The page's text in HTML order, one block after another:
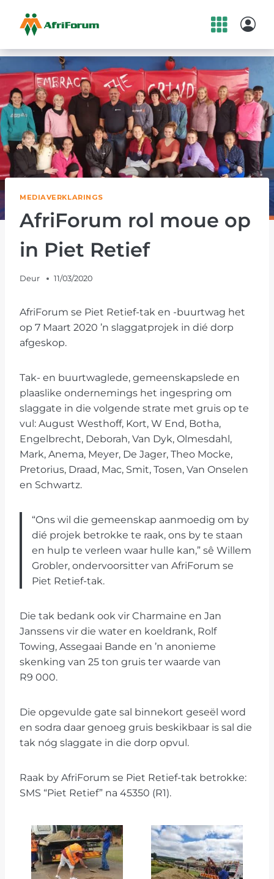
to
content
MEDIAVERKLARINGS
AfriForum rol moue op
in Piet Retief
Deur 11/03/2020
AfriForum se Piet Retief-tak en -buurtwag het
op 7 Maart 2020 ’n slaggatprojek in dié dorp
afgeskop.
Tak- en buurtwaglede, gemeenskapslede en
plaaslike ondernemings het ingespring om
slaggate in die volgende strate met gruis op te
vul: August Westhoff, Kort, W End, Botha,
Engelbrecht, Deborah, Van Dyk, Olmesdahl,
Mark, Anema, Meyer, De Jager, Theo Mocke,
Pretorius, Draad, Mac, Smit, Tosen, Van Onselen
en Schwartz.
“Ons wil die gemeenskap aanmoedig om by
dié projek betrokke te raak, ons by te staan
en hulp te verleen waar hulle kan,” sê Willem
Grobler, ondervoorsitter van AfriForum se
Piet Retief-tak.
Die tak bedank ook vir Charmaine en Jan
Janssens vir die water en koeldrank, Rolf
Towing, Assegaai Bande en ’n anonieme
skenking van 25 ton gruis ter waarde van
R9 000.
Die opgevulde gate sal binnekort geseël word
en sodra daar genoeg gruis beskikbaar is sal die
tak nóg slaggate in die dorp opvul.
Raak by AfriForum se Piet Retief-tak betrokke:
SMS “Piet Retief” na 45350 (R1).